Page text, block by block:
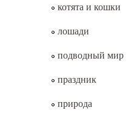
котята и кошки
лошади
подводный мир
праздник
природа